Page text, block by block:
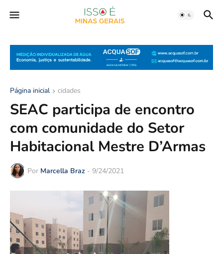
Página inicial cidades
SEAC participa de encontro
com comunidade do Setor
Habitacional Mestre D’Armas
Por Marcella Braz - 9/24/2021